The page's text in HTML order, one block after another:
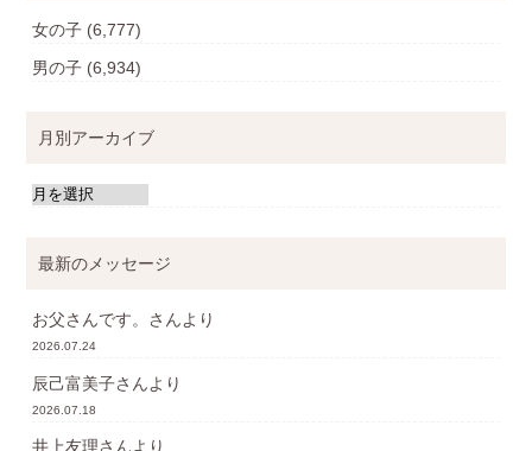
女の子 (6,777)
男の子 (6,934)
月別アーカイブ
最新のメッセージ
お父さんです。 さんより
2026.07.24
辰己富美子さんより
2026.07.18
井上友理さんより